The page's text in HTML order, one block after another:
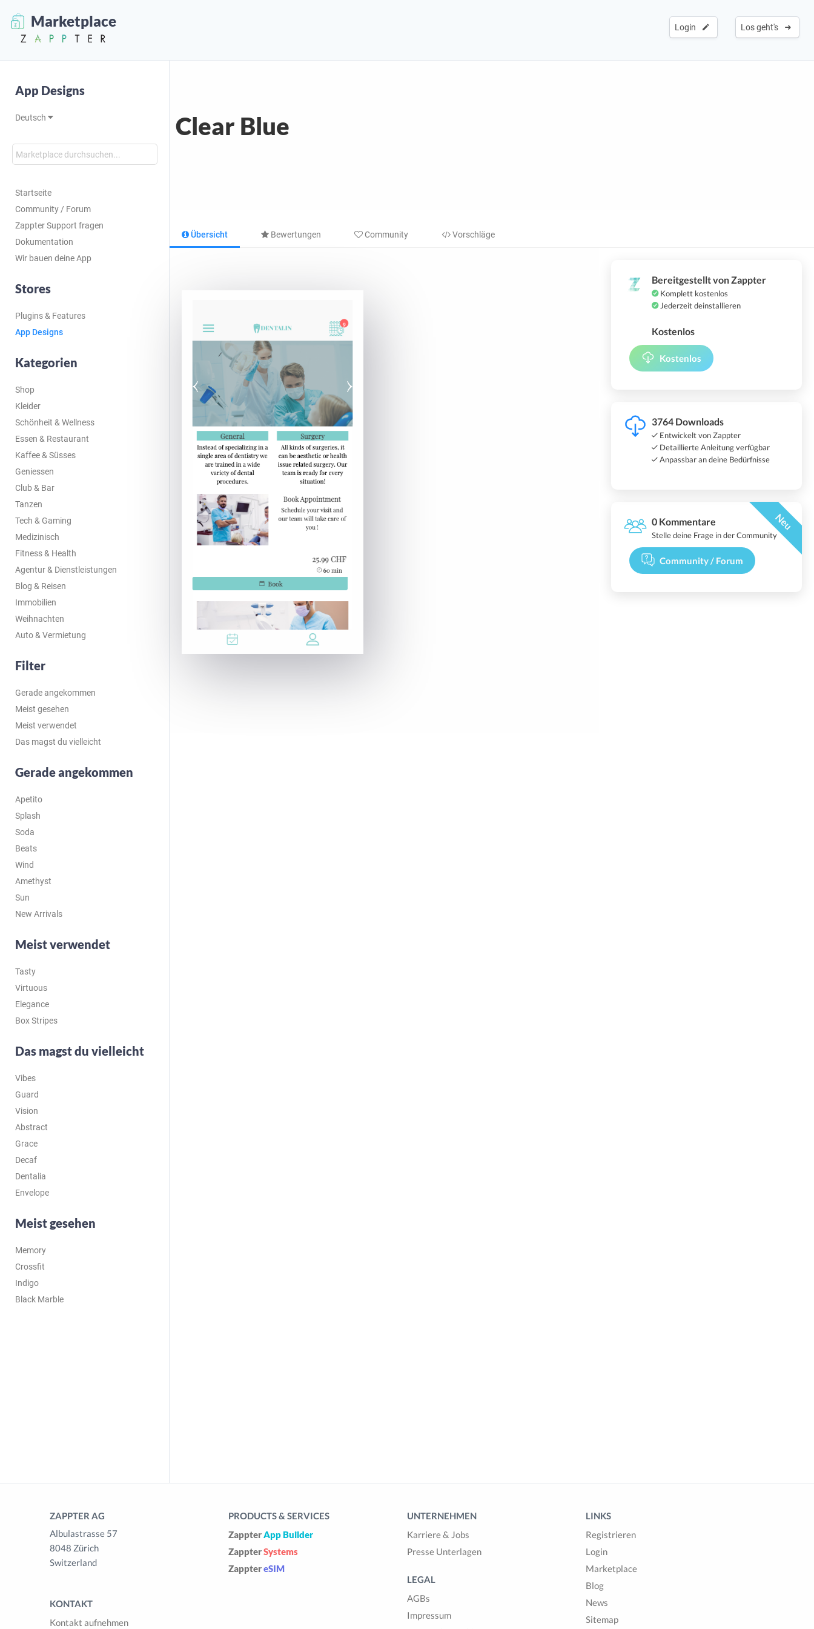
Marketplace Los geht's
Login
App Designs
Deutsch
Startseite
Community / Forum
Zappter Support fragen
Dokumentation
Wir bauen deine App
Stores
Plugins & Features
App Designs
Kategorien
Shop
Kleider
Schönheit & Wellness
Essen & Restaurant
Kaffee & Süsses
Geniessen
Club & Bar
Tanzen
Tech & Gaming
Medizinisch
Fitness & Health
Agentur & Dienstleistungen
Blog & Reisen
Immobilien
Weihnachten
Auto & Vermietung
Filter
Gerade angekommen
Meist gesehen
Meist verwendet
Das magst du vielleicht
Gerade angekommen
Apetito
Splash
Soda
Beats
Wind
Amethyst
Sun
New Arrivals
Meist verwendet
Tasty
Virtuous
Elegance
Box Stripes
Das magst du vielleicht
Vibes
Guard
Vision
Abstract
Grace
Decaf
Dentalia
Envelope
Meist gesehen
Memory
Crossfit
Indigo
Black Marble
Clear Blue
Übersicht Bewertungen Community Vorschläge
Bereitgestellt von Zappter
Komplett kostenlos
Jederzeit deinstallieren
Kostenlos
Kostenlos
3764 Downloads
Entwickelt von Zappter
Detaillierte Anleitung verfügbar
Anpassbar an deine Bedürfnisse
0 Kommentare Neu
Stelle deine Frage in der Community
Community / Forum
ZAPPTER AG
Albulastrasse 57
8048 Zürich
Switzerland
KONTAKT
Kontakt aufnehmen
PRODUCTS & SERVICES
ZappterApp Builder
ZappterSystems
ZapptereSIM
UNTERNEHMEN
Karriere & Jobs
Presse Unterlagen
LEGAL
AGBs
Impressum
LINKS
Registrieren
Login
Marketplace
Blog
News
Sitemap